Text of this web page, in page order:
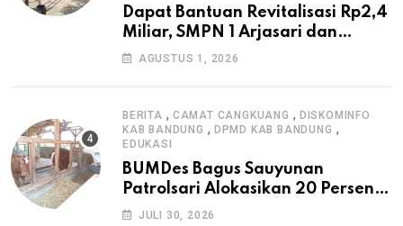
Dapat Bantuan Revitalisasi Rp2,4
Miliar, SMPN 1 Arjasari dan
Masyarakat Sambut Antusias
AGUSTUS 1, 2026
BERITA , CAMAT CANGKUANG , DISKOMINFO
KAB BANDUNG , DPMD KAB BANDUNG ,
EDUKASI
BUMDes Bagus Sauyunan
Patrolsari Alokasikan 20 Persen
Dana Desa untuk Ketahanan
JULI 30, 2026